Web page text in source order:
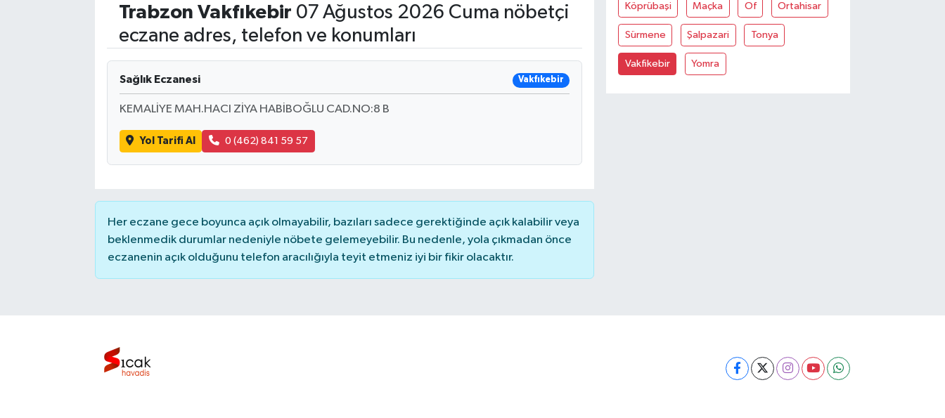
Trabzon Vakfıkebir 07 Ağustos 2026 Cuma nöbetçi
eczane adres, telefon ve konumları
Sağlık Eczanesi Vakfıkebir
KEMALİYE MAH.HACI ZİYA HABİBOĞLU CAD.NO:8 B
Yol Tarifi Al 0 (462) 841 59 57
Her eczane gece boyunca açık olmayabilir, bazıları sadece gerektiğinde açık kalabilir veya
beklenmedik durumlar nedeniyle nöbete gelemeyebilir. Bu nedenle, yola çıkmadan önce
eczanenin açık olduğunu telefon aracılığıyla teyit etmeniz iyi bir fikir olacaktır.
Köprübaşi Maçka Of Ortahisar
Sürmene Şalpazari Tonya
Vakfikebir Yomra
Kültür & Sanat
Bilim, Teknoloji